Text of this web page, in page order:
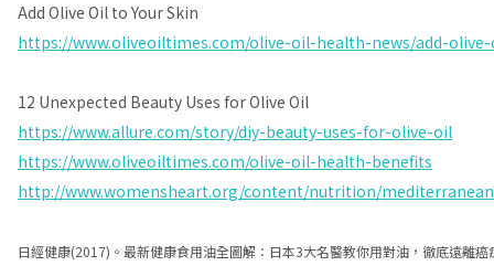
Add Olive Oil to Your Skin
https://www.oliveoiltimes.com/olive-oil-health-news/add-
12 Unexpected Beauty Uses for Olive Oil
https://www.allure.com/story/diy-beauty-uses-for-olive-oil
https://www.oliveoiltimes.com/olive-oil-health-benefits
http://www.womensheart.org/content/nutrition/
日經健康(2017)。最新健康食用油全圖解：日本3大名醫教你用對油，徹底遠離